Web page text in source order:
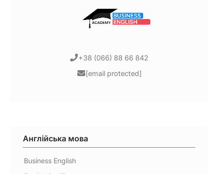
+38 (066) 88 66 842
[email protected]
Англійська мова
Business English